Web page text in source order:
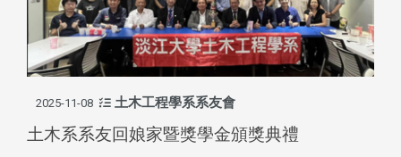
2025-11-08 土木工程學系系友會
土木系系友回娘家暨獎學金頒獎典禮